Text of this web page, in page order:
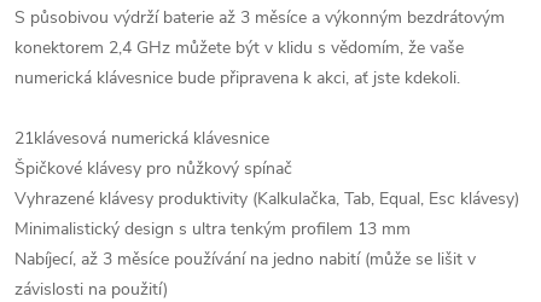
S působivou výdrží baterie až 3 měsíce a výkonným bezdrátovým
konektorem 2,4 GHz můžete být v klidu s vědomím, že vaše
numerická klávesnice bude připravena k akci, ať jste kdekoli.
21klávesová numerická klávesnice
Špičkové klávesy pro nůžkový spínač
Vyhrazené klávesy produktivity (Kalkulačka, Tab, Equal, Esc klávesy)
Minimalistický design s ultra tenkým profilem 13 mm
Nabíjecí, až 3 měsíce používání na jedno nabití (může se lišit v
závislosti na použití)